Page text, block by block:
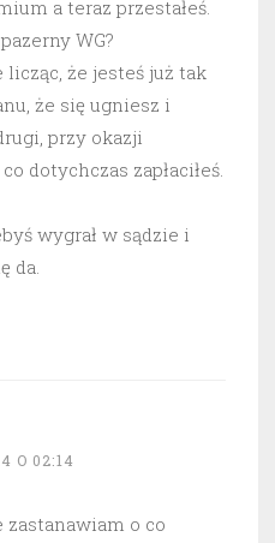
a teraz przestałeś.
WG?
że jesteś już tak
że się ugniesz i
przy okazji
dotychczas zapłaciłeś.
wygrał w sądzie i
da.
O 02:14
zastanawiam o co